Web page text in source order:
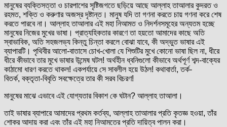
মানুষের ব্যক্তিসত্তা ও চারপাশের সৃষ্টিজগতে ছড়িয়ে আছে আল্লাহ তাআলার কুদরত ও
রহমত, শক্তি ও করুণার অজস্র দৃষ্টান্ত। মানুষ যদি তা গণনা করতে চায় গণনা করে শেষ
করতে পারবে না। আল্লাহ তাআলার এই মহা নিআমত ও নিদর্শনসমূহের অন্যতম হচ্ছে
মানুষের নিজের মুখের ভাষা। প্রাত্যহিকতার কারণে তা হয়তো আমাদের কাছে অতি
স্বাভাবিক, অতি সহজলভ্য কিন্তু চিন্তা করলে বোঝা যাবে, কী অদ্ভুত ভাষার এই
ব্যাপারটি। পৃথিবীর আলো-বাতাসে চোখ-খোলা যে শিশুটির মুখে কোনো ভাষা ছিল না, ধীরে
ধীরে কীভাবে তার মুখে ভাষার উন্মেষ ঘটল! অর্থহীন ধ্বনিগুলো কীভাবে অর্থপূর্ণ শব্দ-বাক্যের
কাঠামো ধারণ করতে থাকল! একপর্যায়ে সে সাবলীল হয়ে উঠল! কথাবার্তা, তর্ক-
বিতর্ক, বক্তৃতা-বিবৃতি সবক্ষেত্রে তার কী সরব বিচরণ!
মানুষের মাঝে এভাবে এই যোগ্যতার বিকাশ কে ঘটান? আল্লাহ তাআলা।
তাই ভাষার ব্যাপারে আমাদের প্রথম কর্তব্য, আল্লাহ তাআলার প্রতি কৃতজ্ঞ হওয়া, তাঁর
শোকর আদায় করা এবং তাঁর এই মহা নিআমতের প্রতি দায়িত্ব পালন করা।